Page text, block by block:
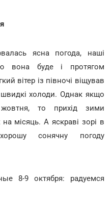
ясна погода, наші
вона буде і протягом
вітер із півночі віщував
холоди. Однак якщо
то прихід зими
місяць. А яскраві зорі в
сонячну погоду
8-9 октября: радуемся